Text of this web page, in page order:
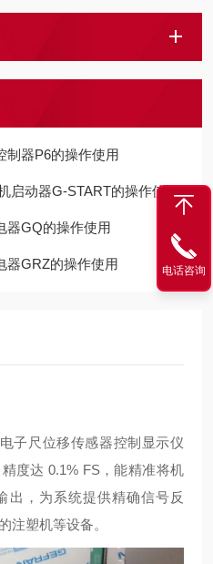
制器P6的操作使用
启动器G-START的操作使用
器GQ的操作使用
器GRZ的操作使用
子尺位移传感器控制显示仪
度达 0.1% FS，能精准将机
出，为系统提供精确信号反
注塑机等设备。
电话咨询